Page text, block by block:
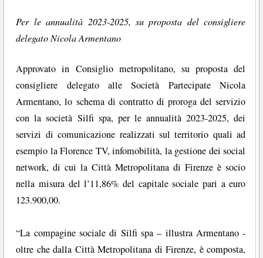
Per le annualità 2023-2025, su proposta del consigliere
delegato Nicola Armentano
Approvato in Consiglio metropolitano, su proposta del
consigliere delegato alle Società Partecipate Nicola
Armentano, lo schema di contratto di proroga del servizio
con la società Silfi spa, per le annualità 2023-2025, dei
servizi di comunicazione realizzati sul territorio quali ad
esempio la Florence TV, infomobilità, la gestione dei social
network, di cui la Città Metropolitana di Firenze è socio
nella misura del l’11,86% del capitale sociale pari a euro
123.900,00.
“La compagine sociale di Silfi spa – illustra Armentano -
oltre che dalla Città Metropolitana di Firenze, è composta,